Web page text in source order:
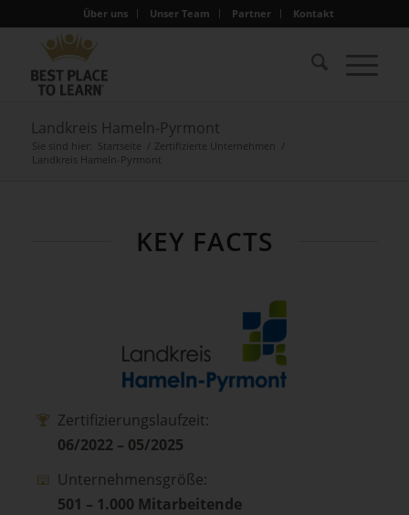
Über uns Unser Team Partner Kontakt
Landkreis Hameln-Pyrmont
Sie sind hier: Startseite / Zertifizierte Unternehmen /
Landkreis Hameln-Pyrmont
KEY FACTS
Zertifizierungslaufzeit:
06/2022 – 05/2025
Unternehmensgröße:
501 – 1.000 Mitarbeitende